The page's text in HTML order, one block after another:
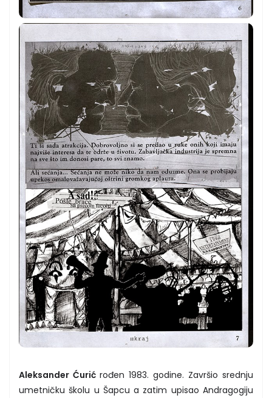
Aleksander Ćurić rođen 1983. godine. Završio srednju
umetničku školu u Šapcu a zatim upisao Andragogiju